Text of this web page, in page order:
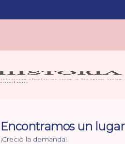
Encontramos un lugar
¡Creció la demanda!